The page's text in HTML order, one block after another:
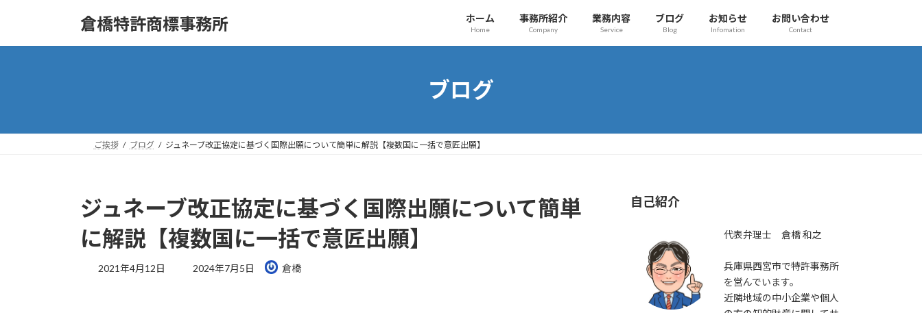
倉橋特許商標事務所 ホーム
Home
事務所紹介
Company
業務内容
Service
ブログ
Blog
お知らせ
Infomation
お問い合わせ
Contact
ブログ
ご挨拶 ブログ ジュネーブ改正協定に基づく国際出願について簡単に解説【複数国に一括で意匠出願】
ジュネーブ改正協定に基づく国際出願について簡単
に解説【複数国に一括で意匠出願】
2021年4月12日
最
2024年7月5日 倉橋
自己紹介
代表弁理士 倉橋 和之
兵庫県西宮市で特許事務所
を営んでいます。
近隣地域の中小企業や個人